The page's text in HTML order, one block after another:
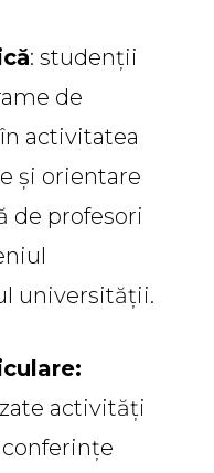
: studenții
de
activitatea
și orientare
de profesori
universității.
activități